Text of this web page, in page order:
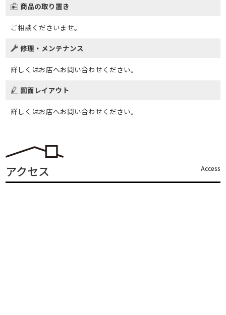
商品の取り置き
ご相談くださいませ。
修理・メンテナンス
詳しくはお店へお問い合わせください。
図面レイアウト
詳しくはお店へお問い合わせください。
アクセス Access